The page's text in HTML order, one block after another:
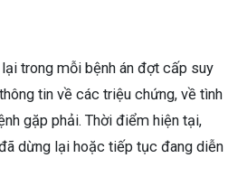
trong mỗi bệnh án đợt cấp suy
tin về các triệu chứng, về tình
gặp phải. Thời điểm hiện tại,
dừng lại hoặc tiếp tục đang diễn